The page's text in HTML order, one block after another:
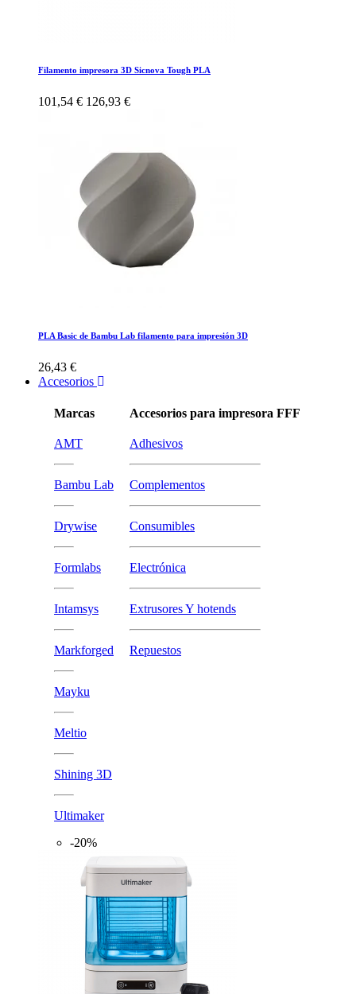
Filamento impresora 3D Sicnova Tough PLA
101,54 € 126,93 €
PLA Basic de Bambu Lab filamento para impresión 3D
26,43 €
Accesorios
Marcas
AMT
Bambu Lab
Drywise
Formlabs
Intamsys
Markforged
Mayku
Meltio
Shining 3D
Ultimaker
Accesorios para impresora FFF
Adhesivos
Complementos
Consumibles
Electrónica
Extrusores Y hotends
Repuestos
-20%